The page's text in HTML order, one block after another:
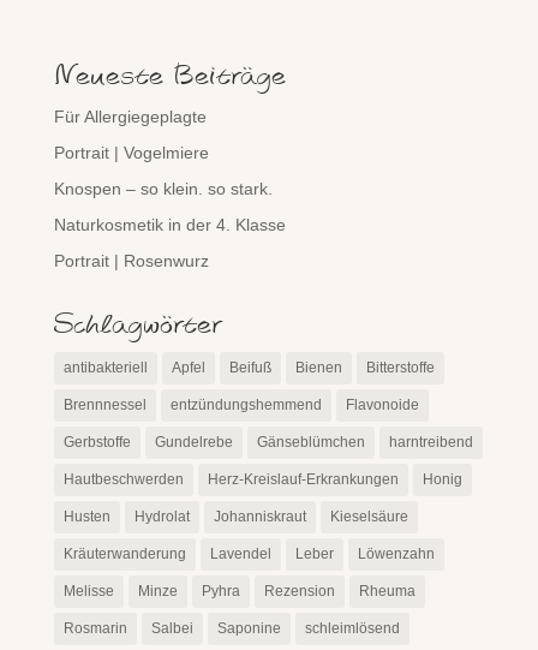
Neueste Beiträge
Für Allergiegeplagte
Portrait | Vogelmiere
Knospen – so klein. so stark.
Naturkosmetik in der 4. Klasse
Portrait | Rosenwurz
Schlagwörter
antibakteriell Apfel Beifuß Bienen Bitterstoffe
Brennnessel entzündungshemmend Flavonoide
Gerbstoffe Gundelrebe Gänseblümchen harntreibend
Hautbeschwerden Herz-Kreislauf-Erkrankungen Honig
Husten Hydrolat Johanniskraut Kieselsäure
Kräuterwanderung Lavendel Leber Löwenzahn
Melisse Minze Pyhra Rezension Rheuma
Rosmarin Salbei Saponine schleimlösend